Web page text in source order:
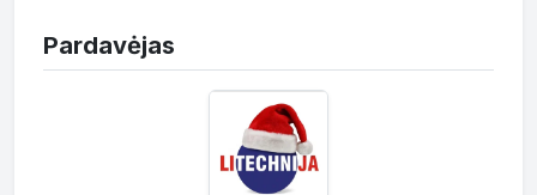
Pardavėjas